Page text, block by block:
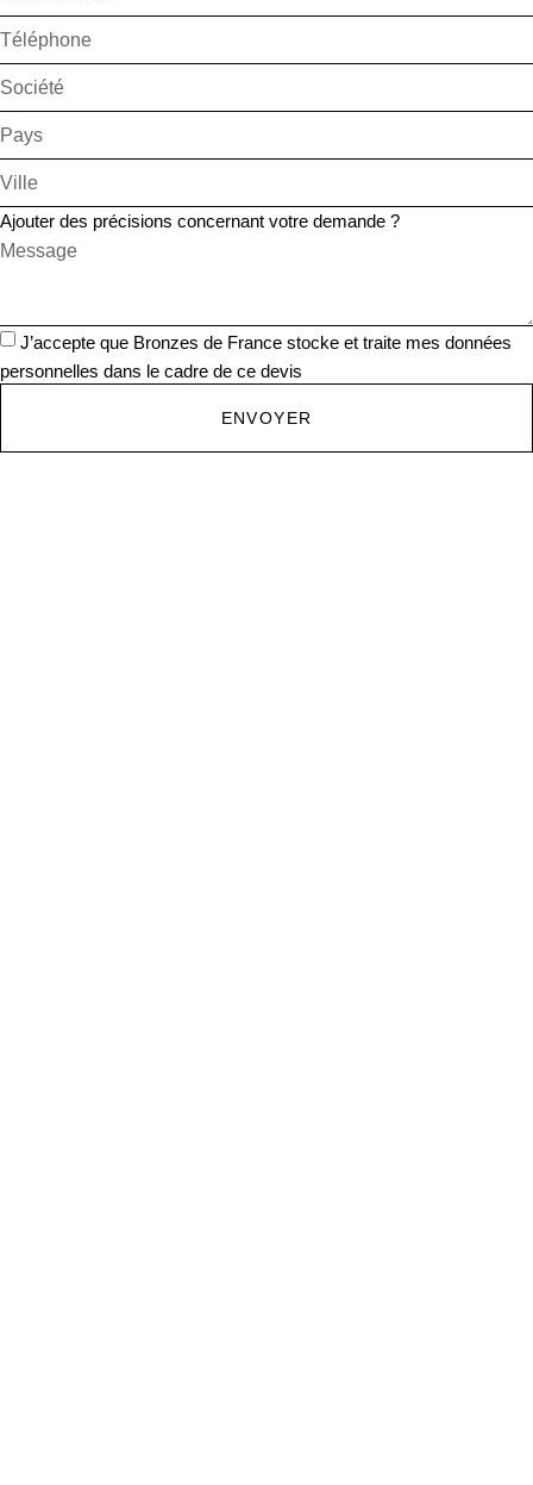
Ajouter des précisions concernant votre demande ?
J’accepte que Bronzes de France stocke et traite mes données
personnelles dans le cadre de ce devis
ENVOYER